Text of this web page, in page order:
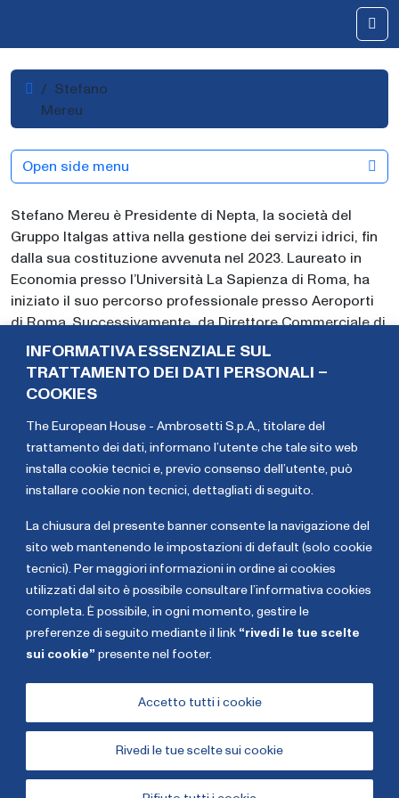
INFORMATIVA ESSENZIALE SUL
TRATTAMENTO DEI DATI PERSONALI –
COOKIES
The European House - Ambrosetti S.p.A., titolare del
trattamento dei dati, informano l’utente che tale sito web
installa cookie tecnici e, previo consenso dell’utente, può
installare cookie non tecnici, dettagliati di seguito
La chiusura del presente banner consente la navigazione del
sito web mantenendo le impostazioni di default (solo cookie
tecnici). Per maggiori informazioni in ordine ai cookies
utilizzati dal sito è possibile consultare l’informativa cookies
completa. È possibile, in ogni momento, gestire le
preferenze di seguito mediante il link “rivedi le tue scelte
sui cookie” presente nel footer.
Rivedi le tue scelte sui cookie
Accetto tutti i cookie
HomeStefano
Mereu
Stefano Mereu è Presidente di Nepta, la società del
Gruppo Italgas attiva nella gestione dei servizi idrici, fin
dalla sua costituzione avvenuta nel 2023. Laureato in
Economia presso l’Università La Sapienza di Roma, ha
iniziato il suo percorso professionale presso Aeroporti
di Roma. Successivamente, da Direttore Commerciale di
Grandi Stazioni (gruppo Ferrovie dello Stato), ha
partecipato alla riqualifica delle 14 principali stazioni
italiane dedicate all’alta velocità assumendo ruoli di
privatizzazione della società. Nel 2019 entra in Italgas
come Amministratore Delegato di Gaxa, la società di
vendita di gas del Gruppo dedicata al progetto di
metanizzazione della Sardegna. A ottobre 2023 assume
settore idrico del Gruppo.
Renato
Mazzoncini
Livia
Peiser
Open side menu
2026
Cookies Privacy Policy